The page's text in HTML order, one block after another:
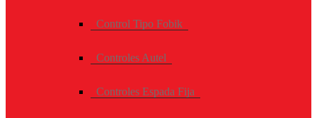
Control Tipo Fobik
Controles Autel
Controles Espada Fija